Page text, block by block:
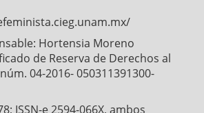
Hortensia Moreno
de Reserva de Derechos al
04-2016- 050311391300-
ISSN-e 2594-066X, ambos